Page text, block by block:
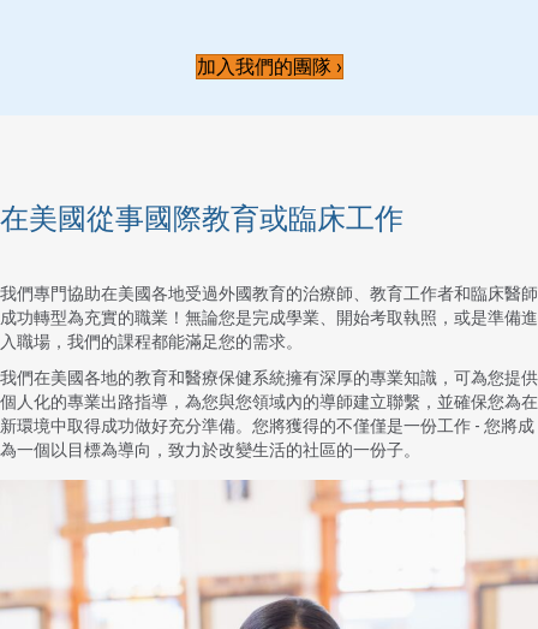
加入我們的團隊 ›
加入我們的團隊 ›
加入我們的團隊 ›
加入我們的團隊 ›
在美國從事國際教育或臨床工作
我們專門協助在美國各地受過外國教育的治療師、教育工作者和臨床醫師
成功轉型為充實的職業！無論您是完成學業、開始考取執照，或是準備進
入職場，我們的課程都能滿足您的需求。
我們在美國各地的教育和醫療保健系統擁有深厚的專業知識，可為您提供
個人化的專業出路指導，為您與您領域內的導師建立聯繫，並確保您為在
新環境中取得成功做好充分準備。您將獲得的不僅僅是一份工作 - 您將成
為一個以目標為導向，致力於改變生活的社區的一份子。